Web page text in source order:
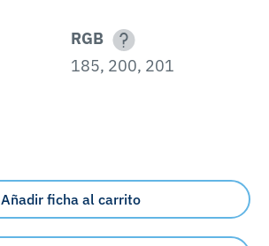
RGB
185, 200, 201
Añadir ficha al carrito